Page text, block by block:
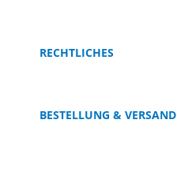
RECHTLICHES
BESTELLUNG & VERSAND